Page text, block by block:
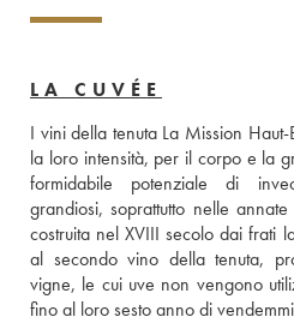
LA CUVÉE
I vini della tenuta La Mission
la loro intensità, per il corpo e la
formidabile potenziale di
grandiosi, soprattutto nelle
costruita nel XVIII secolo dai frati
al secondo vino della tenuta,
vigne, le cui uve non vengono
fino al loro sesto anno di